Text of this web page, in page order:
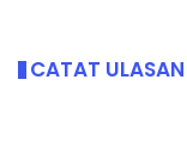
CATAT ULASAN